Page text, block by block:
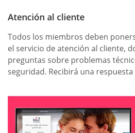
Atención al cliente
Todos los miembros deben
el servicio de atención al cliente,
preguntas sobre problemas
seguridad. Recibirá una